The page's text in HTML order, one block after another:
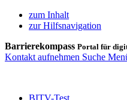
zum Inhalt
zur Hilfsnavigation
Barrierekompass Portal für
Kontakt aufnehmen Suche
BITV-Test